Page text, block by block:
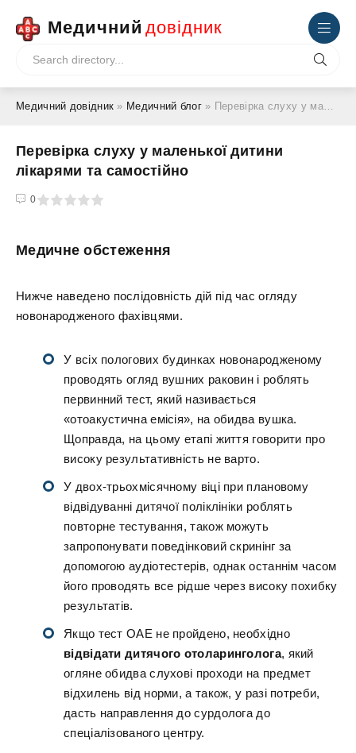
Медичний довідник
Медичний довідник » Медичний блог» Перевірка слуху у маленької дитини лікарями та самостійно
Перевірка слуху у маленької дитини
лікарями та самостійно
0
5
Медичне обстеження
Нижче наведено послідовність дій під час огляду
новонародженого фахівцями.
У всіх пологових будинках новонародженому
проводять огляд вушних раковин і роблять
первинний тест, який називається
«отоакустична емісія», на обидва вушка.
Щоправда, на цьому етапі життя говорити про
високу результативність не варто.
У двох-трьохмісячному віці при плановому
відвідуванні дитячої поліклініки роблять
повторне тестування, також можуть
запропонувати поведінковий скринінг за
допомогою аудіотестерів, однак останнім часом
його проводять все рідше через високу похибку
результатів.
Якщо тест ОАЕ не пройдено, необхідно
відвідати дитячого отоларинголога, який
огляне обидва слухові проходи на предмет
відхилень від норми, а також, у разі потреби,
дасть направлення до сурдолога до
спеціалізованого центру.